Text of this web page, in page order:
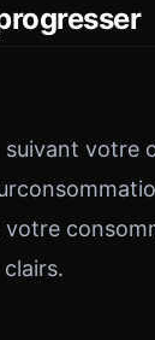
suivant